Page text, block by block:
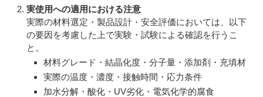
実使用への適用における注意
実際の材料選定・製品設計・安全評価においては、以下
の要因を考慮した上で実験・試験による確認を行うこ
と。
材料グレード・結晶化度・分子量・添加剤・充填材
実際の温度・濃度・接触時間・応力条件
加水分解・酸化・UV劣化・電気化学的腐食